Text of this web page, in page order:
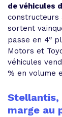
de véhicules
constructeurs
sortent
passe en 4e
Motors et
véhicules
% en volume
Stellantis,
marge au